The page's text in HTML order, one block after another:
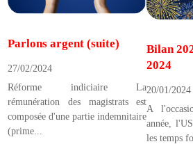
Parlons argent (suite)
27/02/2024
Réforme indiciaire La
rémunération des magistrats est
composée d'une partie indemnitaire
(prime...
Bilan
2024
20/01/2024
A
année,
les temps